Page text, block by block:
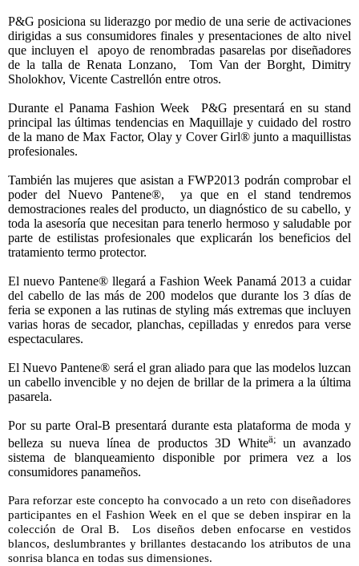
P&G posiciona su liderazgo por medio de una serie de activaciones
dirigidas a sus consumidores finales y presentaciones de alto nivel
que incluyen el
apoyo de renombradas pasarelas por diseñadores
de la talla de Renata Lonzano,
Tom Van der Borght, Dimitry
Sholokhov, Vicente Castrellón entre otros.
Durante el Panama Fashion Week
P&G presentará en su stand
principal las últimas tendencias en Maquillaje y cuidado del rostro
de la mano de Max Factor, Olay y Cover Girl® junto a maquillistas
profesionales.
También las mujeres que asistan a FWP2013 podrán comprobar el
poder del Nuevo Pantene®,
ya que en el stand tendremos
demostraciones reales del producto, un diagnóstico de su cabello, y
toda la asesoría que necesitan para tenerlo hermoso y saludable por
parte de estilistas profesionales que explicarán los beneficios del
tratamiento termo protector.
El nuevo Pantene® llegará a Fashion Week Panamá 2013 a cuidar
del cabello de las más de 200 modelos que durante los 3 días de
feria se exponen a las rutinas de styling más extremas que incluyen
varias horas de secador, planchas, cepilladas y enredos para verse
espectaculares.
El Nuevo Pantene® será el gran aliado para que las modelos luzcan
un cabello invencible y no dejen de brillar de la primera a la última
pasarela.
Por su parteOral-B presentará durante esta plataforma de moda y
belleza su nueva línea de productos 3D Whiteä; un avanzado
sistema de blanqueamiento disponible por primera vez a los
consumidores panameños.
Para reforzar este concepto ha convocado a un reto con diseñadores
participantes en el Fashion Week en el que se deben inspirar en la
colección de Oral B.
Los diseños deben enfocarse en vestidos
blancos, deslumbrantes y brillantes destacando los atributos de una
sonrisa blanca en todas sus dimensiones.